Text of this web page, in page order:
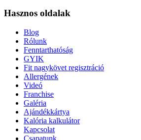
Hasznos oldalak
Blog
Rólunk
Fenntarthatóság
GYIK
Fit nagykövet regisztráció
Allergének
Videó
Franchise
Galéria
Ajándékkártya
Kalória kalkulátor
Kapcsolat
Csapatunk